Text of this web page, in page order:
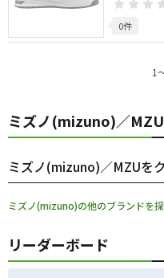
0件
1
ミズノ(mizuno)／
ミズノ(mizuno)／MZUを
ミズノ(mizuno)の他のブランドを
リーダーボード